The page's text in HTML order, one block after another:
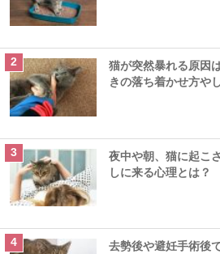
猫が突然暴れる原因
きの落ち着かせ方や
夜中や朝、猫に起こ
しに来る心理とは？
去勢後や避妊手術後